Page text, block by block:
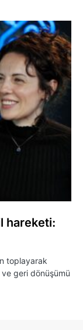
hareketi:
toplayarak
ve geri dönüşümü